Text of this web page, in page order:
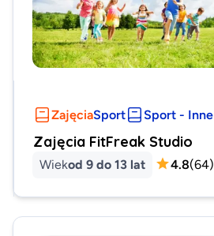
ZajęciaSport Sport - Inne
Zajęcia FitFreak Studio
Wiekod 9 do 13 lat 4.8(64)